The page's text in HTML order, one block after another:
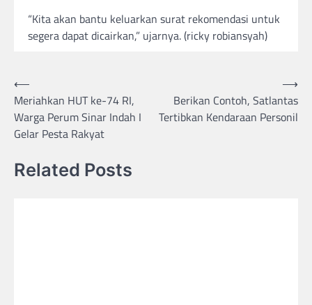
“Kita akan bantu keluarkan surat rekomendasi untuk
segera dapat dicairkan,” ujarnya. (ricky robiansyah)
Post
navigation
⟵
Meriahkan HUT ke-74 RI,
Warga Perum Sinar Indah I
Gelar Pesta Rakyat
Berikan Contoh, Satlantas
Tertibkan Kendaraan Personil
⟶
Related Posts